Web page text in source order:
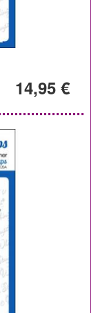
14,95 €